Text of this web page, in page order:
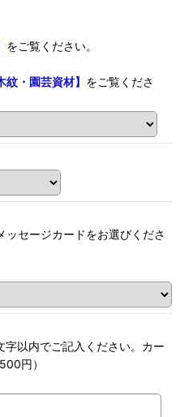
をご覧ください。
紋・園芸資材】 をご覧くださ
セージカードをお選びくださ
字以内でご記入ください。カー
円）